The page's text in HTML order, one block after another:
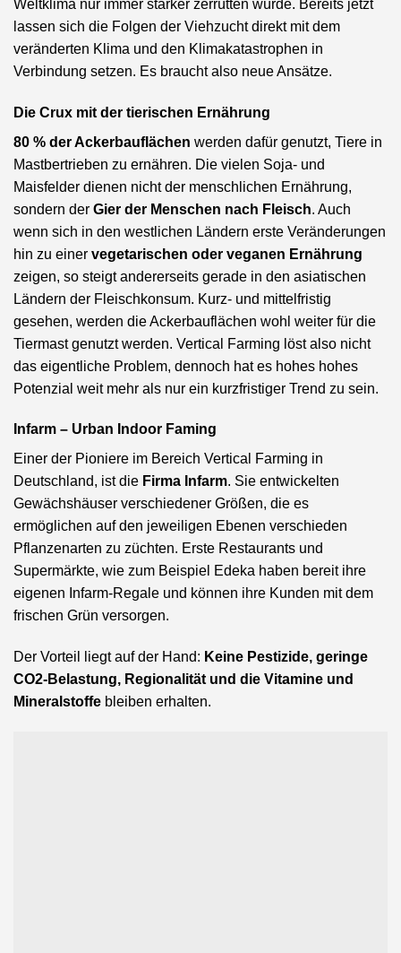
Weltklima nur immer stärker zerrütten würde. Bereits jetzt
lassen sich die Folgen der Viehzucht direkt mit dem
veränderten Klima und den Klimakatastrophen in
Verbindung setzen. Es braucht also neue Ansätze.
Die Crux mit der tierischen Ernährung
80 % der Ackerbauflächen werden dafür genutzt, Tiere in
Mastbertrieben zu ernähren. Die vielen Soja- und
Maisfelder dienen nicht der menschlichen Ernährung,
sondern der Gier der Menschen nach Fleisch. Auch
wenn sich in den westlichen Ländern erste Veränderungen
hin zu einer vegetarischen oder veganen Ernährung
zeigen, so steigt andererseits gerade in den asiatischen
Ländern der Fleischkonsum. Kurz- und mittelfristig
gesehen, werden die Ackerbauflächen wohl weiter für die
Tiermast genutzt werden. Vertical Farming löst also nicht
das eigentliche Problem, dennoch hat es hohes hohes
Potenzial weit mehr als nur ein kurzfristiger Trend zu sein.
Infarm – Urban Indoor Faming
Einer der Pioniere im Bereich Vertical Farming in
Deutschland, ist die Firma Infarm. Sie entwickelten
Gewächshäuser verschiedener Größen, die es
ermöglichen auf den jeweiligen Ebenen verschieden
Pflanzenarten zu züchten. Erste Restaurants und
Supermärkte, wie zum Beispiel Edeka haben bereit ihre
eigenen Infarm-Regale und können ihre Kunden mit dem
frischen Grün versorgen.
Der Vorteil liegt auf der Hand: Keine Pestizide, geringe
CO2-Belastung, Regionalität und die Vitamine und
Mineralstoffe bleiben erhalten.